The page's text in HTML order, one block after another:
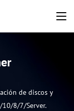
de discos y
8/7/Server.